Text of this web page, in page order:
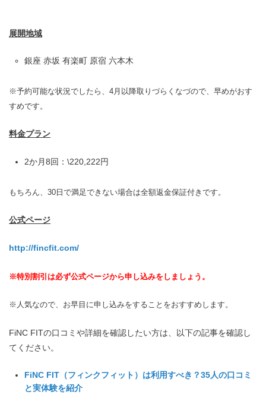
展開地域
銀座 赤坂 有楽町 原宿 六本木
※予約可能な状況でしたら、4月以降取りづらくなづので、早めがおす
すめです。
料金プラン
2か⽉8回：\220,222円
もちろん、30日で満足できない場合は全額返金保証付きです。
公式ページ
http://fincfit.com/
※特別割引は必ず公式ページから申し込みをしましょう。
※人気なので、お早目に申し込みをすることをおすすめします。
FiNC FITの口コミや詳細を確認したい方は、以下の記事を確認し
てください。
FiNC FIT（フィンクフィット）は利用すべき？35人の口コミ
と実体験を紹介